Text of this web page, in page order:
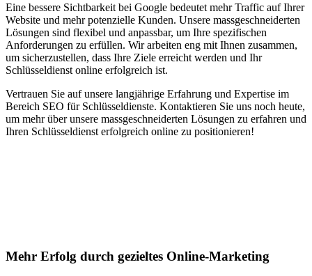
Eine bessere Sichtbarkeit bei Google bedeutet mehr Traffic auf Ihrer
Website und mehr potenzielle Kunden. Unsere massgeschneiderten
Lösungen sind flexibel und anpassbar, um Ihre spezifischen
Anforderungen zu erfüllen. Wir arbeiten eng mit Ihnen zusammen,
um sicherzustellen, dass Ihre Ziele erreicht werden und Ihr
Schlüsseldienst online erfolgreich ist.
Vertrauen Sie auf unsere langjährige Erfahrung und Expertise im
Bereich SEO für Schlüsseldienste. Kontaktieren Sie uns noch heute,
um mehr über unsere massgeschneiderten Lösungen zu erfahren und
Ihren Schlüsseldienst erfolgreich online zu positionieren!
Mehr Erfolg durch gezieltes Online-Marketing